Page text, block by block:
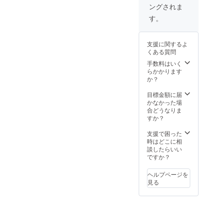
時とさ
ます。
★ギャ
ラリー
内での
展示品
の販売
手数料
はいた
だきま
ラリー
の一部
テーブ
ル（4組
はレジ
デンス
トー
キョー
て作品
いただ
す。 ★
グルー
プでの
展示も
ギャラ
リーの
オープ
から日
曜まで
の11時
から19
せてい
ただき
ます。
★ギャ
ングされま
す。
支援に関するよ
くある質問
手数料はいく
らかかります
か？
目標金額に届
かなかった場
合どうなりま
すか？
支援で困った
時はどこに相
談したらいい
ですか？
ヘルプページを
見る